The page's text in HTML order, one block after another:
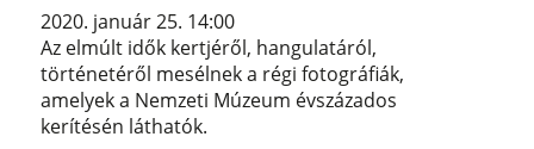
2020. január 25. 14:00
Az elmúlt idők kertjéről, hangulatáról,
történetéről mesélnek a régi fotográfiák,
amelyek a Nemzeti Múzeum évszázados
kerítésén láthatók.